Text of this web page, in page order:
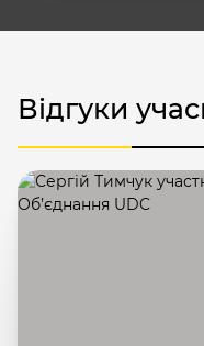
Відгуки